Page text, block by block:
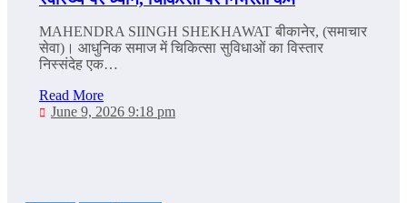
MAHENDRA SIINGH SHEKHAWAT बीकानेर, (समाचार
सेवा)। आधुनिक समाज में चिकित्सा सुविधाओं का विस्तार
निस्संदेह एक…
Read More
June 9, 2026 9:18 pm